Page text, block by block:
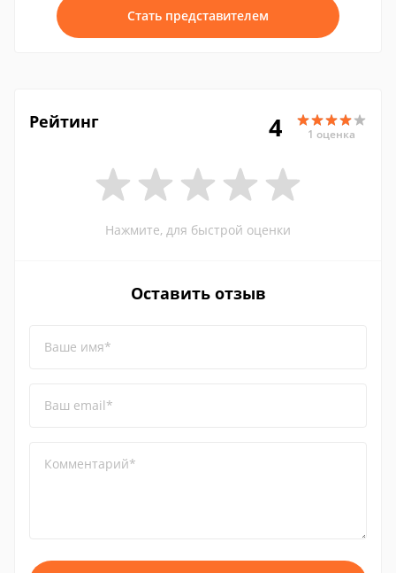
Стать представителем
Рейтинг 4 1 оценка
Нажмите, для быстрой оценки
Оставить отзыв
Ваше имя*
Ваш email*
Комментарий*